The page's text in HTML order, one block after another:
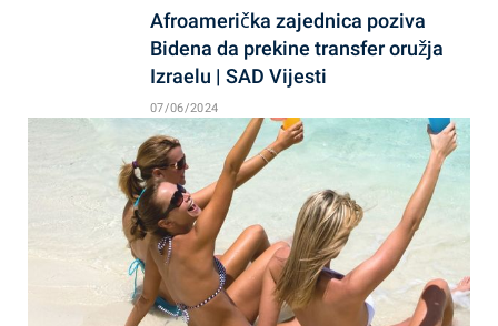
Afroamerička zajednica poziva
Bidena da prekine transfer oružja
Izraelu | SAD Vijesti
07/06/2024